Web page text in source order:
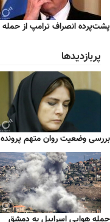
پشت‌پرده انصراف ترامپ از حمله
پربازدیدها
بررسی وضعیت روان متهم پرونده